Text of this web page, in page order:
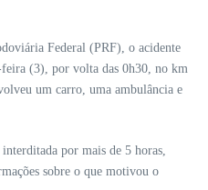
Federal (PRF), o acidente
feira (3), por volta das 0h30, no km
um carro, uma ambulância e
por mais de 5 horas,
sobre o que motivou o